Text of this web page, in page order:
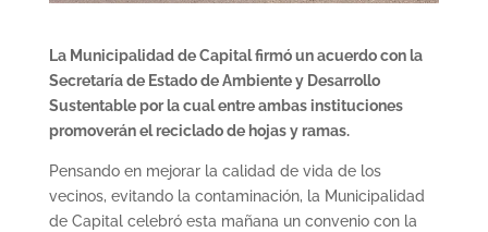
La Municipalidad de Capital firmó un acuerdo con la
Secretaría de Estado de Ambiente y Desarrollo
Sustentable por la cual entre ambas instituciones
promoverán el reciclado de hojas y ramas.
Pensando en mejorar la calidad de vida de los
vecinos, evitando la contaminación, la Municipalidad
de Capital celebró esta mañana un convenio con la